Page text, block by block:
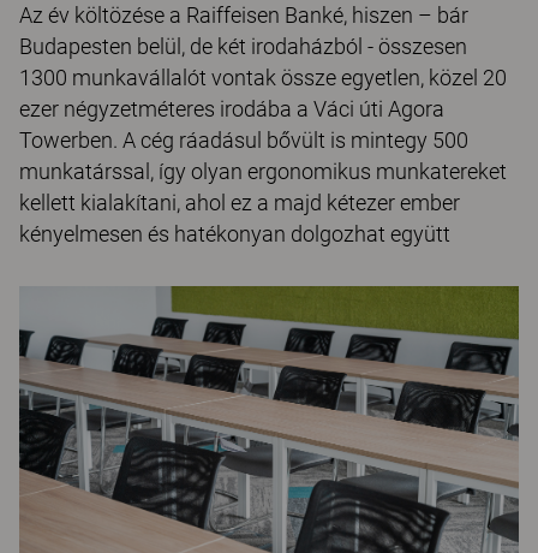
Az év költözése a Raiffeisen Banké, hiszen – bár
Budapesten belül, de két irodaházból - összesen
1300 munkavállalót vontak össze egyetlen, közel 20
ezer négyzetméteres irodába a Váci úti Agora
Towerben. A cég ráadásul bővült is mintegy 500
munkatárssal, így olyan ergonomikus munkatereket
kellett kialakítani, ahol ez a majd kétezer ember
kényelmesen és hatékonyan dolgozhat együtt